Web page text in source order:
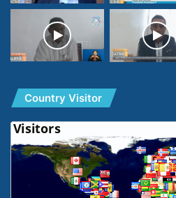
Country Visitor